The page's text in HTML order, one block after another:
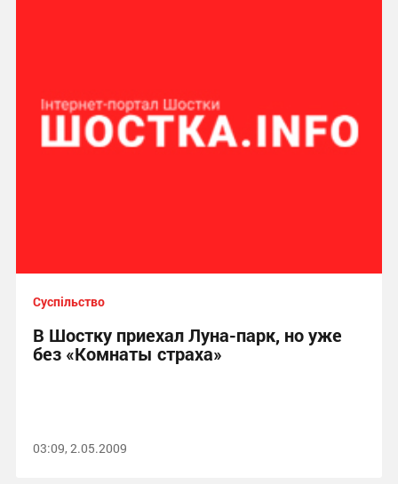
Суспільство
В Шостку приехал Луна-парк, но уже
без «Комнаты страха»
03:09, 2.05.2009